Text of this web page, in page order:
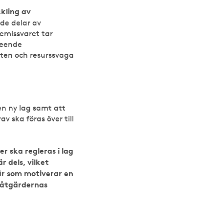
av
delar av
tar
och resurssvaga
ny lag samt att
ska föras över till
ska regleras i lag
dels, vilket
som motiverar en